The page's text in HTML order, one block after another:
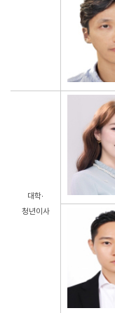
대학∙
청년이사